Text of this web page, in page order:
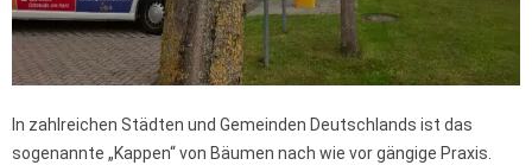
In zahlreichen Städten und Gemeinden Deutschlands ist das
sogenannte „Kappen“ von Bäumen nach wie vor gängige Praxis.